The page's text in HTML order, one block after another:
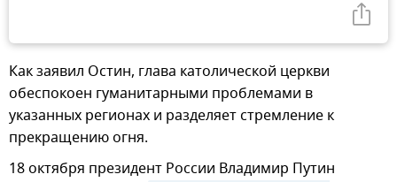
Как заявил Остин, глава католической церкви
обеспокоен гуманитарными проблемами в
указанных регионах и разделяет стремление к
прекращению огня.
18 октября президент России Владимир Путин